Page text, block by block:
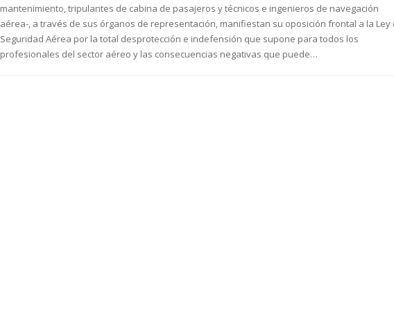
mantenimiento, tripulantes de cabina de pasajeros y técnicos e ingenieros de navegación
aérea-, a través de sus órganos de representación, manifiestan su oposición frontal a la Ley
Seguridad Aérea por la total desprotección e indefensión que supone para todos los
profesionales del sector aéreo y las consecuencias negativas que puede…